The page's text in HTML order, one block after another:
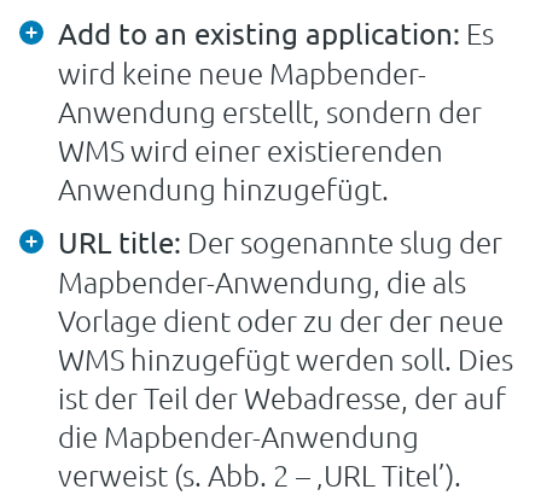
Add to an existing application: Es
wird keine neue Mapbender-
Anwendung erstellt, sondern der
WMS wird einer existierenden
Anwendung hinzugefügt.
URL title: Der sogenannte slug der
Mapbender-Anwendung, die als
Vorlage dient oder zu der der neue
WMS hinzugefügt werden soll. Dies
ist der Teil der Webadresse, der auf
die Mapbender-Anwendung
verweist (s. Abb. 2 – ‚URL Titel’).